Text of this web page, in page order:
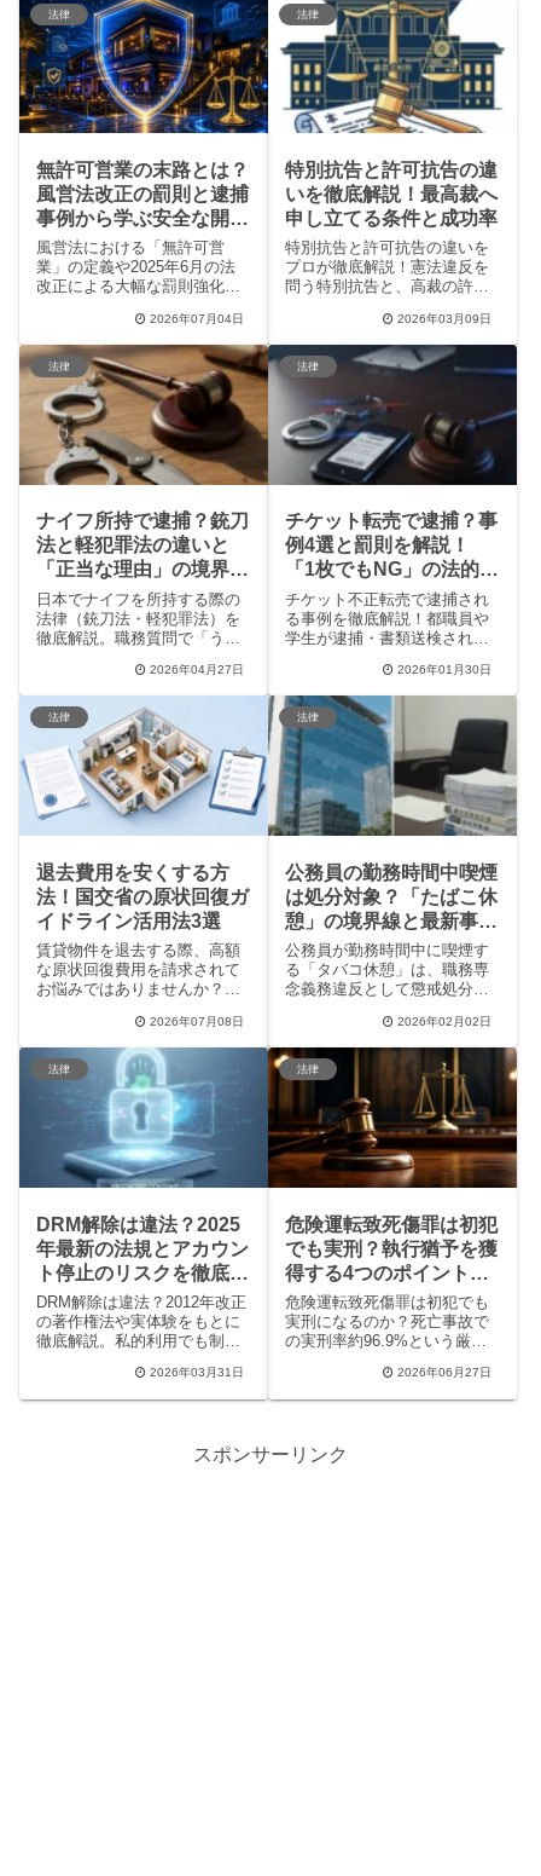
法律
無許可営業の末路とは？
風営法改正の罰則と逮捕
事例から学ぶ安全な開業
法
風営法における「無許可営
業」の定義や2025年6月の法
改正による大幅な罰則強化を
ンカフェ等の逮捕事例、名義
貸しのリスク、安全に開業す
るための3つのステップをわか
りやすく紹介します。ナイト
ビジネスの開業や運営で絶対
に失敗したくない方は必読で
す。
2026年07月04日
法律
特別抗告と許可抗告の違
いを徹底解説！最高裁へ
申し立てる条件と成功率
特別抗告と許可抗告の違いを
プロが徹底解説！憲法違反を
問う特別抗告と、高裁の許可
の申立理由、わずか5日という
厳しい期限、受理される確率
が1.5％という実態まで網羅。
旧統一教会や袴田事件の実例
を交え、最高裁への不服申し
立てを検討中の方に役立つ情
報をまとめました。
2026年03月09日
法律
ナイフ所持で逮捕？銃刀
法と軽犯罪法の違いと
「正当な理由」の境界線
を徹底解説
日本でナイフを所持する際の
法律（銃刀法・軽犯罪法）を
徹底解説。職務質問で「うっ
キャンプ等の「正当な理由」
の定義を具体例とともに紹介
します。知らぬ間に罪に問わ
れないための必須知識と、正
しい持ち運び方をまとめた保
存版ガイドです。
2026年04月27日
法律
チケット転売で逮捕？事
例4選と罰則を解説！
「1枚でもNG」の法的リ
スクとは
チケット不正転売で逮捕され
る事例を徹底解説！都職員や
学生が逮捕・書類送検された
法の罰則内容、SNSでの批判
の声、そして将来を奪う「デ
ジタルタトゥー」のリスクま
で。この記事を読めば、なぜ
「たった1枚」でも転売が危険
なのか、安全な公式リセール
の活用方法がわかります。
2026年01月30日
法律
退去費用を安くする方
法！国交省の原状回復ガ
イドライン活用法3選
賃貸物件を退去する際、高額
な原状回復費用を請求されて
お悩みではありませんか？本
ドラインに基づき、借主が負
担すべき正しい範囲や壁紙の
耐用年数（6年）、不当な請求
を回避するための4つの自己防
衛策を徹底解説します。敷金
トラブルを未然に防ぎ、賢く
退去手続きを進めましょう。
2026年07月08日
法律
公務員の勤務時間中喫煙
は処分対象？「たばこ休
憩」の境界線と最新事例
を解説
公務員が勤務時間中に喫煙す
る「タバコ休憩」は、職務専
念義務違反として懲戒処分の
ます。岐阜県副知事のけん責
処分や大阪府の給与返還事例
など、最新ニュースと最高裁
の判断基準を徹底解説。SNS
での賛否両論や自治体のルー
ル整備の現状についても詳し
くまとめました。
2026年02月02日
法律
DRM解除は違法？2025
年最新の法規とアカウン
ト停止のリスクを徹底解
説
DRM解除は違法？2012年改正
の著作権法や実体験をもとに
徹底解説。私的利用でも制限
アカウント停止のリスク、過
去の逮捕事例（コミスケ事
やDRMフリーの未来について
2026年03月31日
法律
危険運転致死傷罪は初犯
でも実刑？執行猶予を獲
得する4つのポイントと
実例解説
危険運転致死傷罪は初犯でも
実刑になるのか？死亡事故で
の実刑率約96.9%という厳し
得するための示談交渉や弁護
士の選び方など4つの重要ポイ
ります。
2026年06月27日
スポンサーリンク